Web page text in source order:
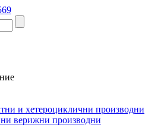
и хетероциклични производни
верижни производни